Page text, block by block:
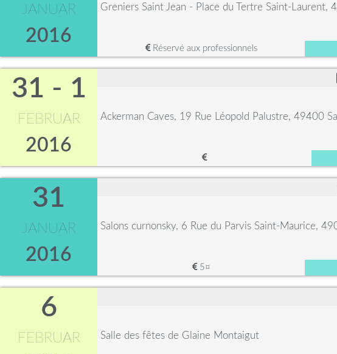
JANUAR
2016
Greniers Saint Jean - Place du Tertre Saint-Laurent,
Réservé aux professionnels
31 - 1
FEBRUAR
2016
Ackerman Caves, 19 Rue Léopold Palustre, 49400
31
JANUAR
2016
Salons curnonsky, 6 Rue du Parvis Saint-Maurice,
5¤
6
FEBRUAR Salle des fêtes de Glaine Montaigut